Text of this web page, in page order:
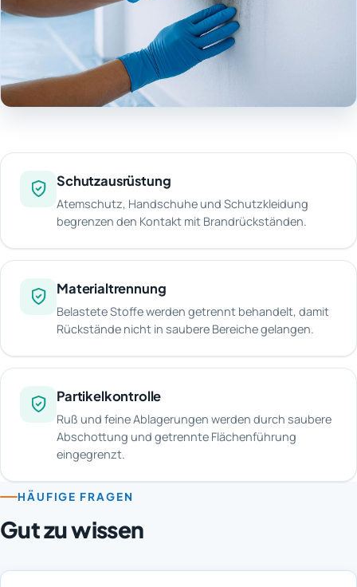
Schutzausrüstung
Atemschutz, Handschuhe und Schutzkleidung
begrenzen den Kontakt mit Brandrückständen.
Materialtrennung
Belastete Stoffe werden getrennt behandelt, damit
Rückstände nicht in saubere Bereiche gelangen.
Partikelkontrolle
Ruß und feine Ablagerungen werden durch saubere
Abschottung und getrennte Flächenführung
eingegrenzt.
HÄUFIGE FRAGEN
Gut zu wissen